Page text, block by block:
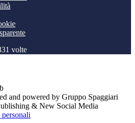
volte
and powered by Gruppo Spaggiari
& New Social Media